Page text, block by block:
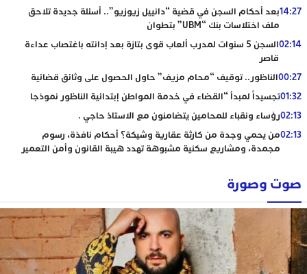
14:27بعد أحكام السجن في قضية “دانييل زيوزيو”.. أسئلة جديدة تلاحق
ملف اختلاسات بنك “UBM” بتطوان
02:14
السجن 5 سنوات لمدرب ألعاب قوى بتازة بعد إدانته باغتصاب عداءة
قاصر
00:27الناظور.. توقيف “محام مزيف” حاول الحصول على وثائق قضائية
01:32تجسيداً لمبدأ “القضاء في خدمة المواطن إبتدائية الناظور نموذجا
02:13رؤساء ونقباء للمحامين يتضامنون مع الاستاذ حاجي .
02:13من يحمي وجدة من كارثة عقارية وشيكة؟ أحكام نافذة، رسوم
مجمدة، ومشاريع سكنية مشبوهة تهدد هيبة القانون وأمن التعمير
صوت وصورة